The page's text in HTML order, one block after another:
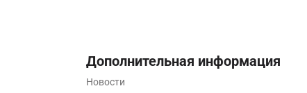
Дополнительная информация
Новости